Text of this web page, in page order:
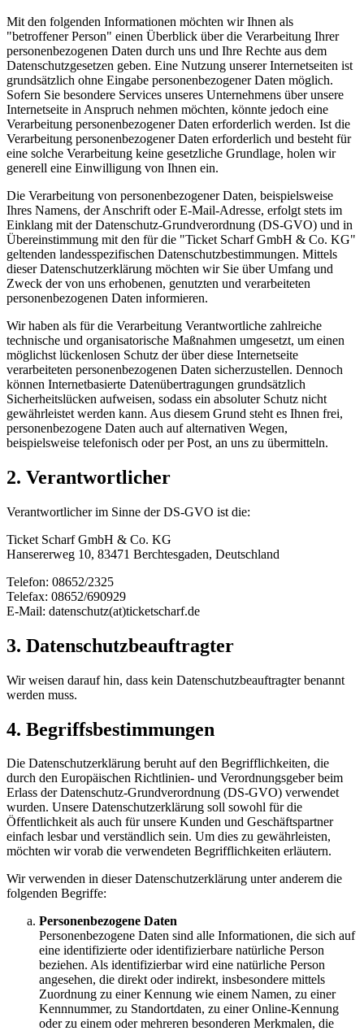
Mit den folgenden Informationen möchten wir Ihnen als
"betroffener Person" einen Überblick über die Verarbeitung Ihrer
personenbezogenen Daten durch uns und Ihre Rechte aus dem
Datenschutzgesetzen geben. Eine Nutzung unserer Internetseiten ist
grundsätzlich ohne Eingabe personenbezogener Daten möglich.
Sofern Sie besondere Services unseres Unternehmens über unsere
Internetseite in Anspruch nehmen möchten, könnte jedoch eine
Verarbeitung personenbezogener Daten erforderlich werden. Ist die
Verarbeitung personenbezogener Daten erforderlich und besteht für
eine solche Verarbeitung keine gesetzliche Grundlage, holen wir
generell eine Einwilligung von Ihnen ein.
Die Verarbeitung von personenbezogener Daten, beispielsweise
Ihres Namens, der Anschrift oder E-Mail-Adresse, erfolgt stets im
Einklang mit der Datenschutz-Grundverordnung (DS-GVO) und in
Übereinstimmung mit den für die "Ticket Scharf GmbH & Co. KG"
geltenden landesspezifischen Datenschutzbestimmungen. Mittels
dieser Datenschutzerklärung möchten wir Sie über Umfang und
Zweck der von uns erhobenen, genutzten und verarbeiteten
personenbezogenen Daten informieren.
Wir haben als für die Verarbeitung Verantwortliche zahlreiche
technische und organisatorische Maßnahmen umgesetzt, um einen
möglichst lückenlosen Schutz der über diese Internetseite
verarbeiteten personenbezogenen Daten sicherzustellen. Dennoch
können Internetbasierte Datenübertragungen grundsätzlich
Sicherheitslücken aufweisen, sodass ein absoluter Schutz nicht
gewährleistet werden kann. Aus diesem Grund steht es Ihnen frei,
personenbezogene Daten auch auf alternativen Wegen,
beispielsweise telefonisch oder per Post, an uns zu übermitteln.
2. Verantwortlicher
Verantwortlicher im Sinne der DS-GVO ist die:
Ticket Scharf GmbH & Co. KG
Hansererweg 10, 83471 Berchtesgaden, Deutschland
Telefon: 08652/2325
Telefax: 08652/690929
E-Mail: datenschutz(at)ticketscharf.de
3. Datenschutzbeauftragter
Wir weisen darauf hin, dass kein Datenschutzbeauftragter benannt
werden muss.
4. Begriffsbestimmungen
Die Datenschutzerklärung beruht auf den Begrifflichkeiten, die
durch den Europäischen Richtlinien- und Verordnungsgeber beim
Erlass der Datenschutz-Grundverordnung (DS-GVO) verwendet
wurden. Unsere Datenschutzerklärung soll sowohl für die
Öffentlichkeit als auch für unsere Kunden und Geschäftspartner
einfach lesbar und verständlich sein. Um dies zu gewährleisten,
möchten wir vorab die verwendeten Begrifflichkeiten erläutern.
Wir verwenden in dieser Datenschutzerklärung unter anderem die
folgenden Begriffe:
Personenbezogene Daten
Personenbezogene Daten sind alle Informationen, die sich auf
eine identifizierte oder identifizierbare natürliche Person
beziehen. Als identifizierbar wird eine natürliche Person
angesehen, die direkt oder indirekt, insbesondere mittels
Zuordnung zu einer Kennung wie einem Namen, zu einer
Kennnummer, zu Standortdaten, zu einer Online-Kennung
oder zu einem oder mehreren besonderen Merkmalen, die